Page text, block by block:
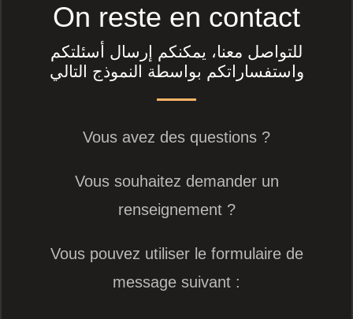
On reste en contact
للتواصل معنا، يمكنكم إرسال أسئلتكم
واستفساراتكم بواسطة النموذج التالي
Vous avez des questions ?
Vous souhaitez demander un
renseignement ?
Vous pouvez utiliser le formulaire de
message suivant :